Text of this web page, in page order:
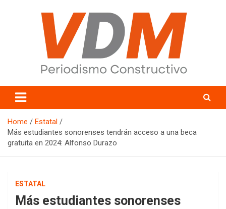
valledelmayo.com
Home
Estatal
Más estudiantes sonorenses tendrán acceso a una beca
gratuita en 2024: Alfonso Durazo
ESTATAL
Más estudiantes sonorenses